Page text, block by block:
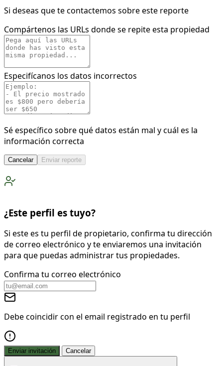
Si deseas que te contactemos sobre este reporte
Compártenos las URLs donde se repite esta propiedad
Especifícanos los datos incorrectos
Sé específico sobre qué datos están mal y cuál es la
información correcta
Cancelar Enviar reporte
¿Este perfil es tuyo?
Si este es tu perfil de propietario, confirma tu dirección
de correo electrónico y te enviaremos una invitación
para que puedas administrar tus propiedades.
Confirma tu correo electrónico
Debe coincidir con el email registrado en tu perfil
Enviar invitación Cancelar